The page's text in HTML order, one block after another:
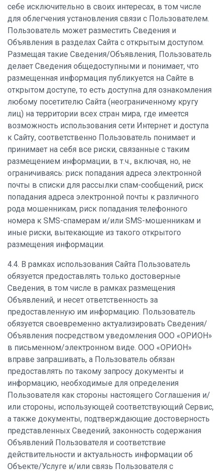
себе исключительно в своих интересах, в том числе
для облегчения установления связи с Пользователем.
Пользователь может разместить Сведения и
Объявления в разделах Сайта с открытым доступом.
Размещая такие Сведения/Объявления, Пользователь
делает Сведения общедоступными и понимает, что
размещенная информация публикуется на Сайте в
открытом доступе, то есть доступна для ознакомления
любому посетителю Сайта (неограниченному кругу
лиц) на территории всех стран мира, где имеется
возможность использования сети Интернет и доступа
к Сайту, соответственно Пользователь понимает и
принимает на себя все риски, связанные с таким
размещением информации, в т.ч., включая, но, не
ограничиваясь: риск попадания адреса электронной
почты в списки для рассылки спам-сообщений, риск
попадания адреса электронной почты к различного
рода мошенникам, риск попадания телефонного
номера к SMS-спамерам и/или SMS-мошенникам и
иные риски, вытекающие из такого открытого
размещения информации.
4.4. В рамках использования Сайта Пользователь
обязуется предоставлять только достоверные
Сведения, в том числе в рамках размещения
Объявлений, и несет ответственность за
предоставленную им информацию. Пользователь
обязуется своевременно актуализировать Сведения/
Объявления посредством уведомления ООО «ОРИОН»
в письменном/электронном виде. ООО «ОРИОН»
вправе запрашивать, а Пользователь обязан
предоставлять по такому запросу документы и
информацию, необходимые для определения
Пользователя как стороны настоящего Соглашения и/
или стороны, использующей соответствующий Сервис,
а также документы, подтверждающие достоверность
представленных Сведений, законность содержания
Объявлений Пользователя и соответствие
действительности и актуальность информации об
Объекте/Услуге и/или связь Пользователя с